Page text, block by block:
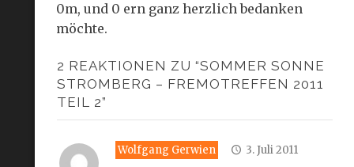
0m, und 0 ern ganz herzlich bedanken
möchte.
2 REAKTIONEN ZU “SOMMER SONNE
STROMBERG – FREMOTREFFEN 2011
TEIL 2”
Wolfgang Gerwien 3. Juli 2011